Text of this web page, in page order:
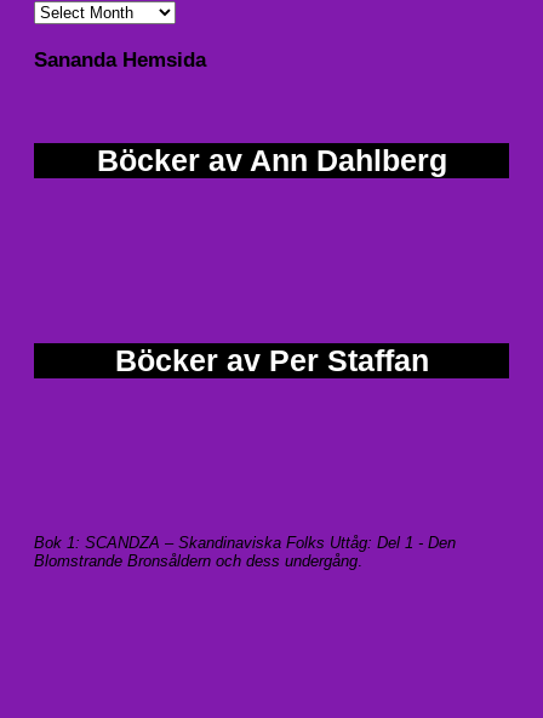
Sananda Hemsida
Böcker av Ann Dahlberg
Böcker av Per Staffan
Bok 1: SCANDZA – Skandinaviska Folks Uttåg: Del 1 - Den
Blomstrande Bronsåldern och dess undergång.